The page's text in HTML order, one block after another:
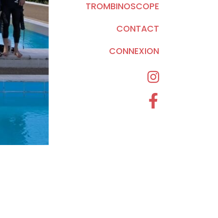
TROMBINOSCOPE
CONTACT
CONNEXION